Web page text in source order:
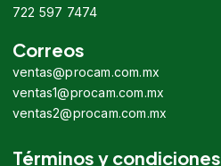
722 597 7474
Correos
ventas@procam.com.mx
ventas1@procam.com.mx
ventas2@procam.com.mx
Términos y condiciones